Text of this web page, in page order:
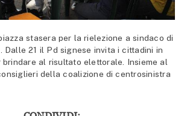
stasera per la rielezione a sindaco di
Dalle 21 il Pd signese invita i cittadini in
brindare al risultato elettorale. Insieme al
della coalizione di centrosinistra